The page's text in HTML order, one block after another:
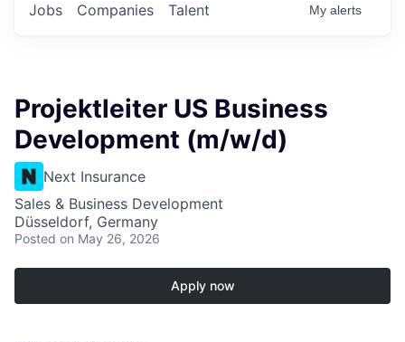
Jobs Companies Talent My alerts
Projektleiter US Business
Development (m/w/d)
Next Insurance
Sales & Business Development
Düsseldorf, Germany
Posted on May 26, 2026
Apply now